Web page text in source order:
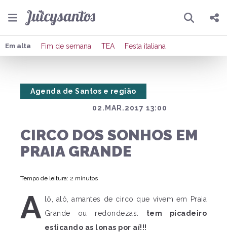
Pesquisar
Compartilhar
Publicar no X
Em alta Fim de semana TEA Festa italiana
02.MAR.2017 13:00
Agenda de Santos e região
CIRCO DOS SONHOS EM
PRAIA GRANDE
Tempo de leitura: 2 minutos
A
lô, alô, amantes de circo que vivem em Praia
Grande ou redondezas: tem picadeiro
esticando as lonas por aí!!!